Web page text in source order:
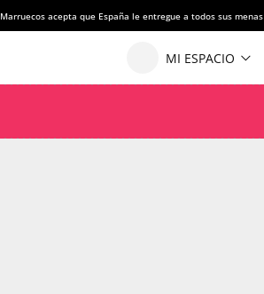
Marruecos acepta que España le entregue a todos sus menas